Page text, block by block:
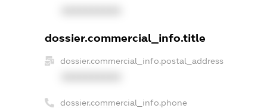
dossier.commercial_info.title
dossier.commercial_info.postal_address
dossier.commercial_info.phone